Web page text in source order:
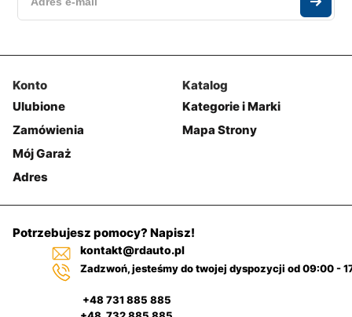
Konto
Ulubione
Zamówienia
Mój Garaż
Adres
Katalog
Kategorie i Marki
Mapa Strony
Potrzebujesz pomocy? Napisz!
kontakt@rdauto.pl
Zadzwoń, jesteśmy do twojej dyspozycji od 09:00 -
+48 731 885 885